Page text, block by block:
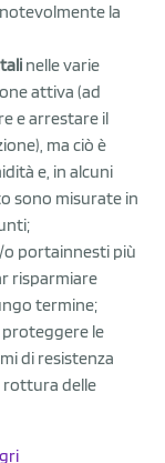
la
nelle varie
attiva (ad
e arrestare il
ma ciò è
e, in alcuni
sono misurate in
o portainnesti più
risparmiare
termine;
le
di resistenza
rottura delle